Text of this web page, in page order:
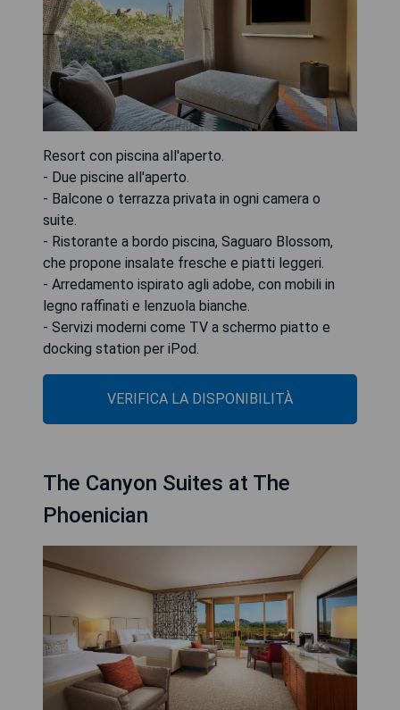
Resort con piscina all'aperto.
- Due piscine all'aperto.
- Balcone o terrazza privata in ogni camera o
suite.
- Ristorante a bordo piscina, Saguaro Blossom,
che propone insalate fresche e piatti leggeri.
- Arredamento ispirato agli adobe, con mobili in
legno raffinati e lenzuola bianche.
- Servizi moderni come TV a schermo piatto e
docking station per iPod.
VERIFICA LA DISPONIBILITÀ
The Canyon Suites at The
Phoenician